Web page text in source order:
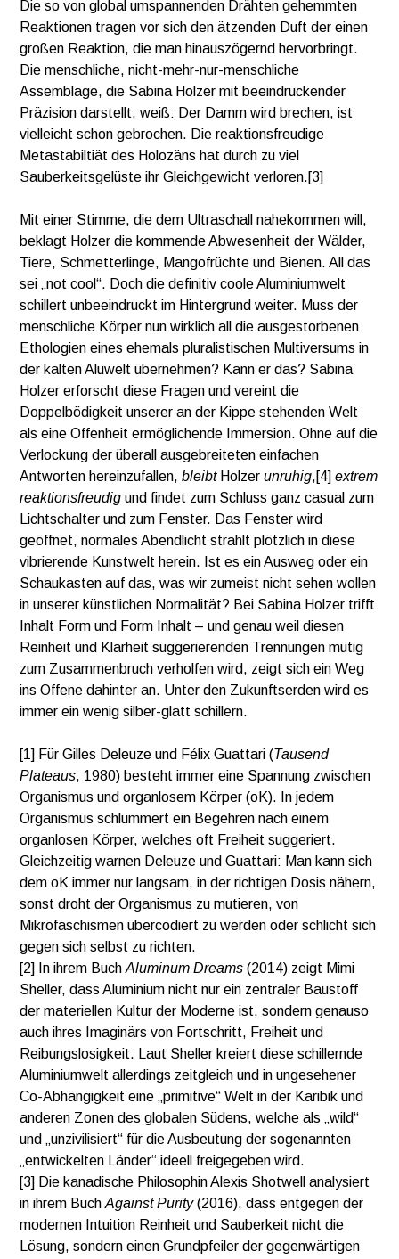
Die so von global umspannenden Drähten gehemmten
Reaktionen tragen vor sich den ätzenden Duft der einen
großen Reaktion, die man hinauszögernd hervorbringt.
Die menschliche, nicht-mehr-nur-menschliche
Assemblage, die Sabina Holzer mit beeindruckender
Präzision darstellt, weiß: Der Damm wird brechen, ist
vielleicht schon gebrochen. Die reaktionsfreudige
Metastabiltiät des Holozäns hat durch zu viel
Sauberkeitsgelüste ihr Gleichgewicht verloren.[3]
Mit einer Stimme, die dem Ultraschall nahekommen will,
beklagt Holzer die kommende Abwesenheit der Wälder,
Tiere, Schmetterlinge, Mangofrüchte und Bienen. All das
sei „not cool“. Doch die definitiv coole Aluminiumwelt
schillert unbeeindruckt im Hintergrund weiter. Muss der
menschliche Körper nun wirklich all die ausgestorbenen
Ethologien eines ehemals pluralistischen Multiversums in
der kalten Aluwelt übernehmen? Kann er das? Sabina
Holzer erforscht diese Fragen und vereint die
Doppelbödigkeit unserer an der Kippe stehenden Welt
als eine Offenheit ermöglichende Immersion. Ohne auf die
Verlockung der überall ausgebreiteten einfachen
Antworten hereinzufallen,bleibtHolzerunruhig,[4] extrem
reaktionsfreudigund findet zum Schluss ganz casual zum
Lichtschalter und zum Fenster. Das Fenster wird
geöffnet, normales Abendlicht strahlt plötzlich in diese
vibrierende Kunstwelt herein. Ist es ein Ausweg oder ein
Schaukasten auf das, was wir zumeist nicht sehen wollen
in unserer künstlichen Normalität? Bei Sabina Holzer trifft
Inhalt Form und Form Inhalt – und genau weil diesen
Reinheit und Klarheit suggerierenden Trennungen mutig
zum Zusammenbruch verholfen wird, zeigt sich ein Weg
ins Offene dahinter an. Unter den Zukunftserden wird es
immer ein wenig silber-glatt schillern.
[1] Für Gilles Deleuze und Félix Guattari (Tausend
Plateaus, 1980) besteht immer eine Spannung zwischen
Organismus und organlosem Körper (oK). In jedem
Organismus schlummert ein Begehren nach einem
organlosen Körper, welches oft Freiheit suggeriert.
Gleichzeitig warnen Deleuze und Guattari: Man kann sich
dem oK immer nur langsam, in der richtigen Dosis nähern,
sonst droht der Organismus zu mutieren, von
Mikrofaschismen übercodiert zu werden oder schlicht sich
gegen sich selbst zu richten.
[2] In ihrem BuchAluminum Dreams (2014) zeigt Mimi
Sheller, dass Aluminium nicht nur ein zentraler Baustoff
der materiellen Kultur der Moderne ist, sondern genauso
auch ihres Imaginärs von Fortschritt, Freiheit und
Reibungslosigkeit. Laut Sheller kreiert diese schillernde
Aluminiumwelt allerdings zeitgleich und in ungesehener
Co-Abhängigkeit eine „primitive“ Welt in der Karibik und
anderen Zonen des globalen Südens, welche als „wild“
und „unzivilisiert“ für die Ausbeutung der sogenannten
„entwickelten Länder“ ideell freigegeben wird.
[3] Die kanadische Philosophin Alexis Shotwell analysiert
in ihrem BuchAgainst Purity(2016), dass entgegen der
modernen Intuition Reinheit und Sauberkeit nicht die
Lösung, sondern einen Grundpfeiler der gegenwärtigen